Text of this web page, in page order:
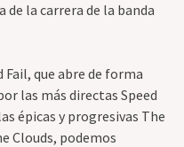
la carrera de la banda
que abre de forma
las más directas Speed
épicas y progresivas The
Clouds, podemos